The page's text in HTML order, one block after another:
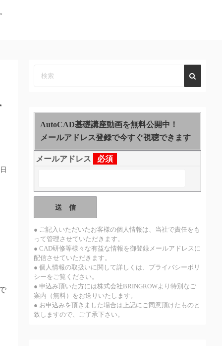
AutoCAD基礎講座動画を無料公開中！
メールアドレス登録で今すぐ視聴できます
メールアドレス 必須
● ご記入いただいたお客様の個人情報は、当社で責任をも
って管理させていただきます。
● CAD研修等様々な有益な情報を御登録メールアドレスに
配信させていただきます。
● 個人情報の取扱いに関して詳しくは、プライバシーポリ
シーをご覧ください。
● 申込み頂いた方には株式会社BRINGROWより特別なご
案内（無料）をお送りいたします。
● お申込みを頂きました場合は上記にご同意頂けたものと
致しますので、ご了承下さい。